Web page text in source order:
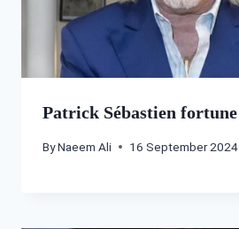
Patrick Sébastien fortune
ByNaeem Ali 16 September 2024